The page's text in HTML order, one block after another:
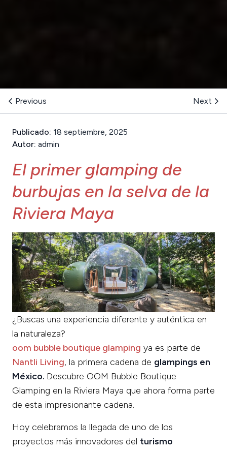
Previous Next
Publicado: 18 septiembre, 2025
Autor: admin
El primer glamping de
burbujas en la selva de la
Riviera Maya
¿Buscas una experiencia diferente y auténtica en
la naturaleza?
oom bubble boutique glamping ya es parte de
Nantli Living, la primera cadena de glampings en
México. Descubre OOM Bubble Boutique
Glamping en la Riviera Maya que ahora forma parte
de esta impresionante cadena.
Hoy celebramos la llegada de uno de los
proyectos más innovadores del turismo